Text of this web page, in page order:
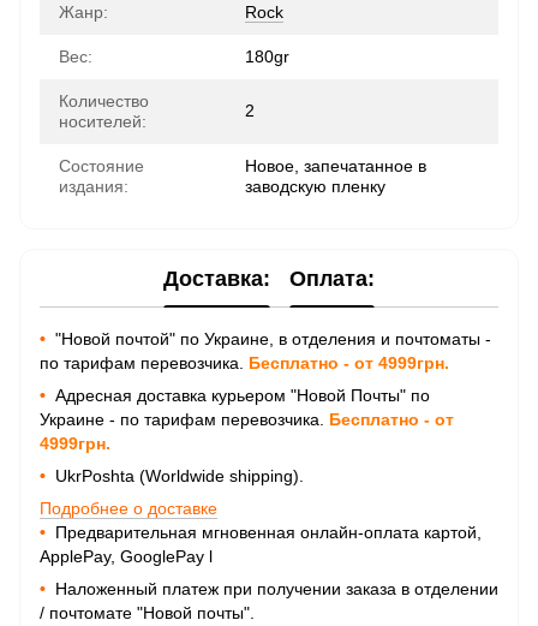
Жанр: Rock
Вес: 180gr
Количество
носителей:
2
Состояние
издания:
Новое, запечатанное в
заводскую пленку
Доставка: Оплата:
• "Новой почтой" по Украине, в отделения и почтоматы -
по тарифам перевозчика. Бесплатно - от 4999грн.
• Адресная доставка курьером "Новой Почты" по
Украине - по тарифам перевозчика. Бесплатно - от
4999грн.
• UkrPoshta (Worldwide shipping).
Подробнее о доставке
• Предварительная мгновенная онлайн-оплата картой,
ApplePay, GooglePay l
• Наложенный платеж при получении заказа в отделении
/ почтомате "Новой почты".